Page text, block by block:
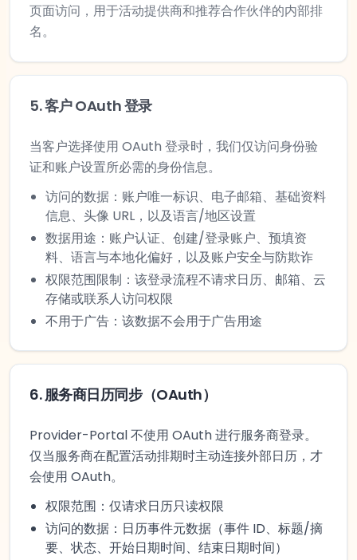
页面访问，用于活动提供商和推荐合作伙伴的内部排
名。
5.客户 OAuth 登录
当客户选择使用 OAuth 登录时，我们仅访问身份验
证和账户设置所必需的身份信息。
访问的数据：账户唯一标识、电子邮箱、基础资料
信息、头像 URL，以及语言/地区设置
数据用途：账户认证、创建/登录账户、预填资
料、语言与本地化偏好，以及账户安全与防欺诈
权限范围限制：该登录流程不请求日历、邮箱、云
存储或联系人访问权限
不用于广告：该数据不会用于广告用途
6.服务商日历同步（OAuth）
Provider-Portal 不使用 OAuth 进行服务商登录。
仅当服务商在配置活动排期时主动连接外部日历，才
会使用 OAuth。
权限范围：仅请求日历只读权限
访问的数据：日历事件元数据（事件 ID、标题/摘
要、状态、开始日期时间、结束日期时间）